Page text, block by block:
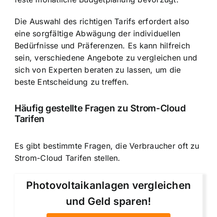
Die Auswahl des richtigen Tarifs erfordert also
eine sorgfältige Abwägung der individuellen
Bedürfnisse und Präferenzen. Es kann hilfreich
sein, verschiedene Angebote zu vergleichen und
sich von Experten beraten zu lassen, um die
beste Entscheidung zu treffen.
Häufig gestellte Fragen zu Strom-Cloud
Tarifen
Es gibt bestimmte Fragen, die Verbraucher oft zu
Strom-Cloud Tarifen stellen.
Photovoltaikanlagen vergleichen
und Geld sparen!